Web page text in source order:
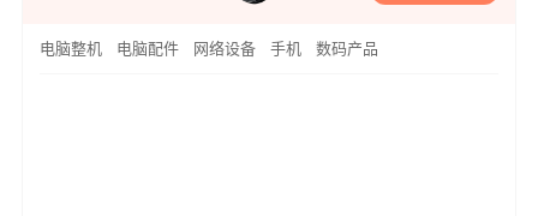
电脑整机 电脑配件 网络设备 手机 数码产品